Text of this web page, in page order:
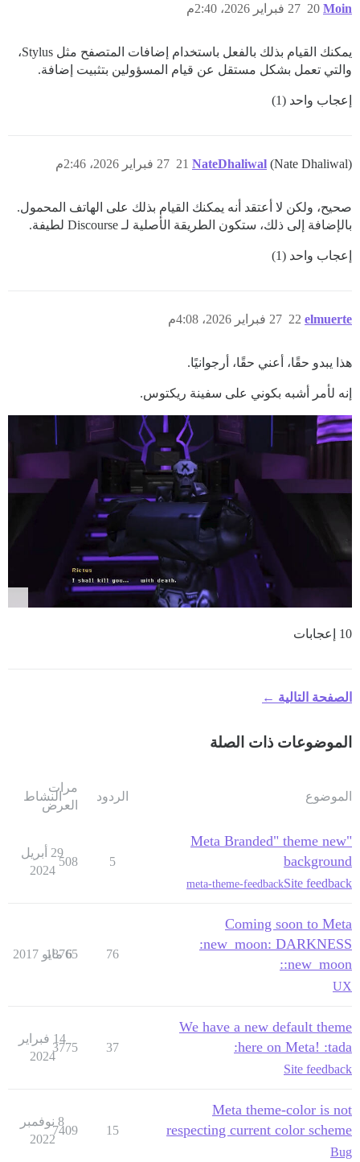
Moin 27 فبراير 2026، 2:40م 20
يمكنك القيام بذلك بالفعل باستخدام إضافات المتصفح مثل Stylus،
والتي تعمل بشكل مستقل عن قيام المسؤولين بتثبيت إضافة.
إعجاب واحد (1)
NateDhaliwal (Nate Dhaliwal) 27 فبراير 2026، 2:46م 21
صحيح، ولكن لا أعتقد أنه يمكنك القيام بذلك على الهاتف المحمول.
بالإضافة إلى ذلك، ستكون الطريقة الأصلية لـ Discourse لطيفة.
إعجاب واحد (1)
elmuerte 27 فبراير 2026، 4:08م 22
هذا يبدو حقًا، أعني حقًا، أرجوانيًا.
إنه لأمر أشبه بكوني على سفينة ريكتوس.
10 إعجابات
الصفحة التالية ←
الموضوعات ذات الصلة
الموضوع الردود
مرات
العرض
النشاط
"Meta Branded" theme new
background
Site feedback
meta-theme-feedback
5
508
29 أبريل
2024
Coming soon to Meta
:new_moon: DARKNESS
:new_moon:
UX
76
18765
6 مايو 2017
We have a new default theme
here on Meta! :tada:
Site feedback
37
3775
14 فبراير
2024
Meta theme-color is not
respecting current color scheme
Bug
15
7409
8 نوفمبر
2022